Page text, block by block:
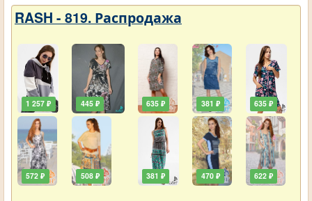
RASH - 819. Распродажа
1 257 ₽
572 ₽
445 ₽
508 ₽
635 ₽
381 ₽
381 ₽
470 ₽
635 ₽
622 ₽